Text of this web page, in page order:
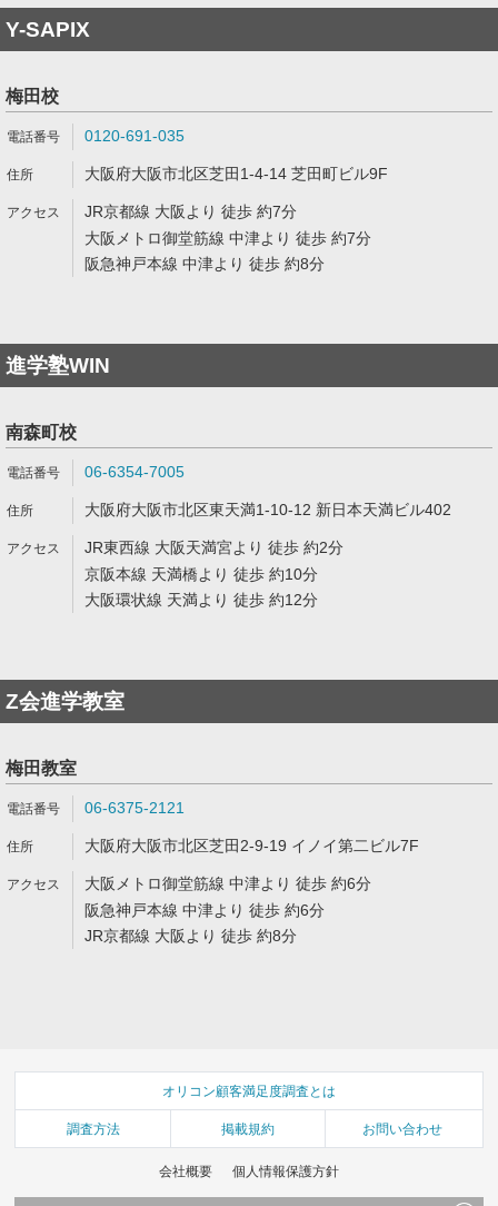
Y-SAPIX
梅田校
0120-691-035
大阪府大阪市北区芝田1-4-14 芝田町ビル9F
JR京都線 大阪より 徒歩 約7分
大阪メトロ御堂筋線 中津より 徒歩 約7分
阪急神戸本線 中津より 徒歩 約8分
進学塾WIN
南森町校
06-6354-7005
大阪府大阪市北区東天満1-10-12 新日本天満ビル402
JR東西線 大阪天満宮より 徒歩 約2分
京阪本線 天満橋より 徒歩 約10分
大阪環状線 天満より 徒歩 約12分
Z会進学教室
梅田教室
06-6375-2121
大阪府大阪市北区芝田2-9-19 イノイ第二ビル7F
大阪メトロ御堂筋線 中津より 徒歩 約6分
阪急神戸本線 中津より 徒歩 約6分
JR京都線 大阪より 徒歩 約8分
オリコン顧客満足度調査とは
調査方法 掲載規約 お問い合わせ
会社概要 個人情報保護方針